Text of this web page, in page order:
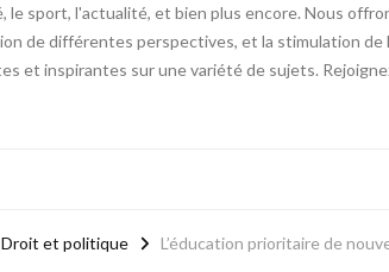
le sport, l'actualité, et bien plus encore. Nous
de différentes perspectives, et la stimulation
et inspirantes sur une variété de sujets.
Droit et politique L’éducation prioritaire de